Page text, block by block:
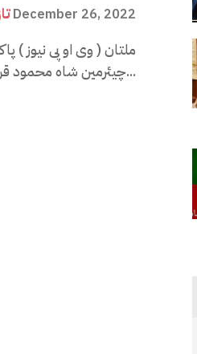
December 26, 2022
ملتان ( وی او پی نیوز )
چیئرمین شاہ محمود قریشی نےملتان میں رابطہ...